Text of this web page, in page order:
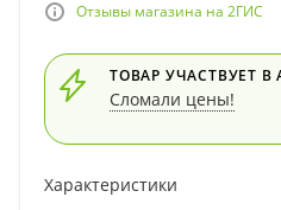
Отзывы магазина на 2ГИС
ТОВАР УЧАСТВУЕТ В
Сломали цены!
Характеристики